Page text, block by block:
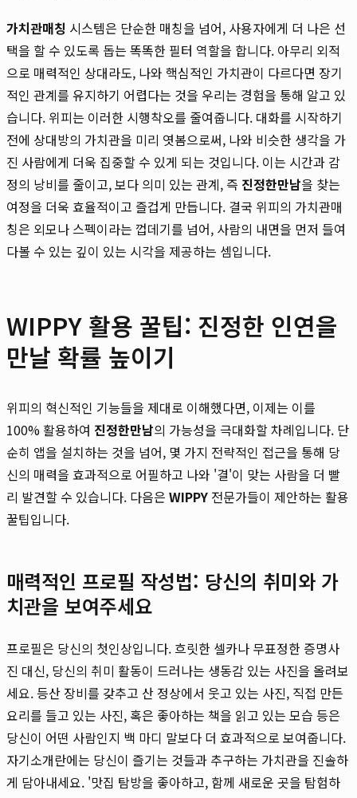
가치관매칭 시스템은 단순한 매칭을 넘어, 사용자에게 더 나은 선
택을 할 수 있도록 돕는 똑똑한 필터 역할을 합니다. 아무리 외적
으로 매력적인 상대라도, 나와 핵심적인 가치관이 다르다면 장기
적인 관계를 유지하기 어렵다는 것을 우리는 경험을 통해 알고 있
습니다. 위피는 이러한 시행착오를 줄여줍니다. 대화를 시작하기
전에 상대방의 가치관을 미리 엿봄으로써, 나와 비슷한 생각을 가
진 사람에게 더욱 집중할 수 있게 되는 것입니다. 이는 시간과 감
정의 낭비를 줄이고, 보다 의미 있는 관계, 즉 진정한만남을 찾는
여정을 더욱 효율적이고 즐겁게 만듭니다. 결국 위피의 가치관매
칭은 외모나 스펙이라는 껍데기를 넘어, 사람의 내면을 먼저 들여
다볼 수 있는 깊이 있는 시각을 제공하는 셈입니다.
WIPPY 활용 꿀팁: 진정한 인연을
만날 확률 높이기
위피의 혁신적인 기능들을 제대로 이해했다면, 이제는 이를
100% 활용하여 진정한만남의 가능성을 극대화할 차례입니다. 단
순히 앱을 설치하는 것을 넘어, 몇 가지 전략적인 접근을 통해 당
신의 매력을 효과적으로 어필하고 나와 '결'이 맞는 사람을 더 빨
리 발견할 수 있습니다. 다음은 WIPPY 전문가들이 제안하는 활용
꿀팁입니다.
매력적인 프로필 작성법: 당신의 취미와 가
치관을 보여주세요
프로필은 당신의 첫인상입니다. 흐릿한 셀카나 무표정한 증명사
진 대신, 당신의 취미 활동이 드러나는 생동감 있는 사진을 올려보
세요. 등산 장비를 갖추고 산 정상에서 웃고 있는 사진, 직접 만든
요리를 들고 있는 사진, 혹은 좋아하는 책을 읽고 있는 모습 등은
당신이 어떤 사람인지 백 마디 말보다 더 효과적으로 보여줍니다.
자기소개란에는 당신이 즐기는 것들과 추구하는 가치관을 진솔하
게 담아내세요. '맛집 탐방을 좋아하고, 함께 새로운 곳을 탐험하